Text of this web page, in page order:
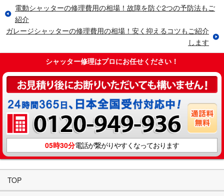
電動シャッターの修理費用の相場！故障を防ぐ2つの予防法もご
紹介
ガレージシャッターの修理費用の相場！安く抑えるコツもご紹介
します
シャッター修理はプロにお任せください！
05時30分電話が繋がりやすくなっております
TOP